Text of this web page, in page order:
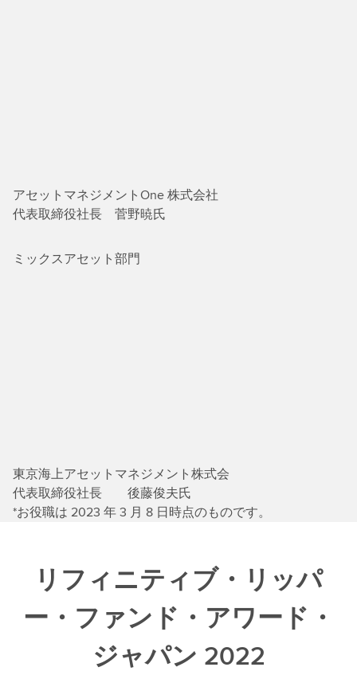
アセットマネジメントOne 株式会社
代表取締役社長 菅野暁氏
ミックスアセット部門
東京海上アセットマネジメント株式会
代表取締役社長 後藤俊夫氏
*お役職は 2023 年 3 月 8 日時点のものです。
リフィニティブ・リッパ
ー・ファンド・アワード・
ジャパン 2022